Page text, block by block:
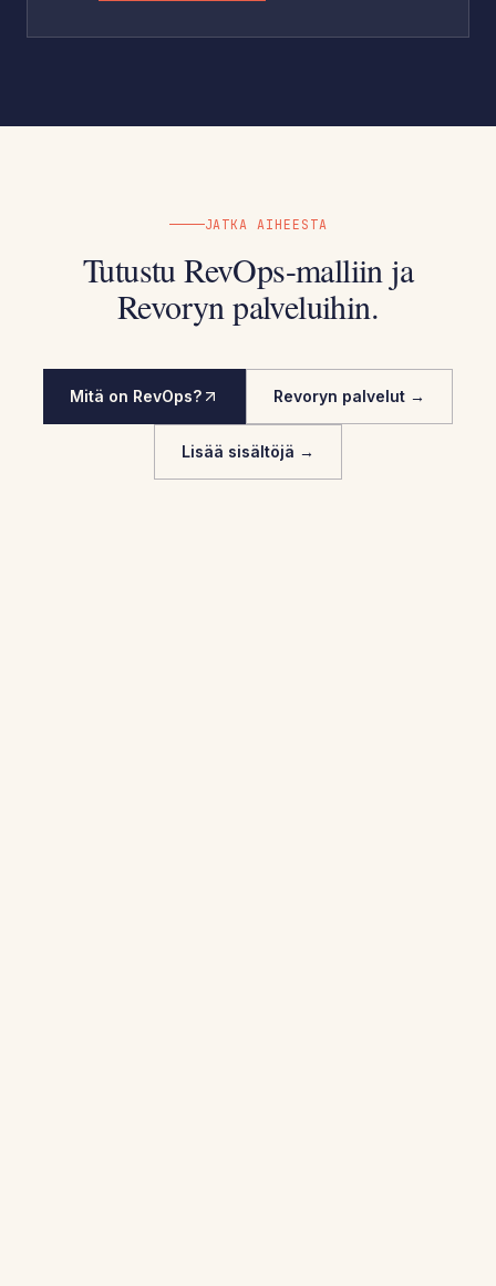
JATKA AIHEESTA
Tutustu RevOps-malliin ja
Revoryn palveluihin.
Mitä on RevOps? Revoryn palvelut →
Lisää sisältöjä →